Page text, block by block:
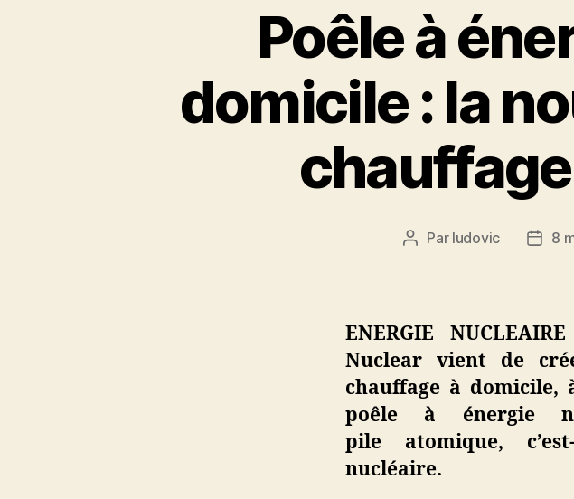
Poêle à
domicile : la
Auteur
Par ludovic
Date
8
ENERGIE
Nuclear vient de
chauffage à domicile,
poêle à énergie
pile atomique,
nucléaire.